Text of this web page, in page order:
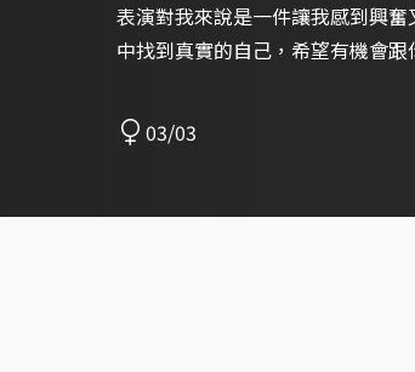
表演對我來說是一件讓我感到興
中找到真實的自己，希望有機會跟
03/03